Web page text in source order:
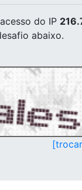
do IP
abaixo.